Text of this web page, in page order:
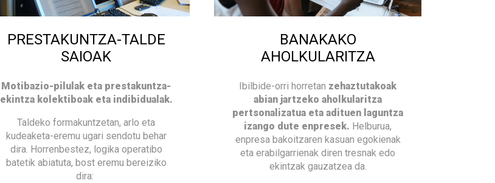
PRESTAKUNTZA-TALDE
SAIOAK
Motibazio-pilulak eta prestakuntza-
ekintza kolektiboak eta indibidualak.
Taldeko formakuntzetan, arlo eta
kudeaketa-eremu ugari sendotu behar
dira. Horrenbestez, logika operatibo
batetik abiatuta, bost eremu bereiziko
dira:
BANAKAKO
AHOLKULARITZA
Ibilbide-orri horretan zehaztutakoak
abian jartzeko aholkularitza
pertsonalizatua eta adituen laguntza
izango dute enpresek. Helburua,
enpresa bakoitzaren kasuan egokienak
eta erabilgarrienak diren tresnak edo
ekintzak gauzatzea da.